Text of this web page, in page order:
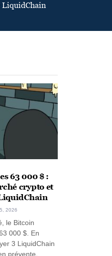
LiquidChain
63 000 $ :
crypto et
2026
le Bitcoin
000 $. En
3 LiquidChain
prévente.